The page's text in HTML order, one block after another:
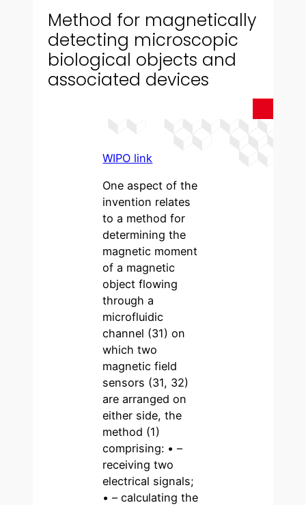
Method for magnetically
detecting microscopic
biological objects and
associated devices
WIPO link
One aspect of the
invention relates
to a method for
determining the
magnetic moment
of a magnetic
object flowing
through a
microfluidic
channel (31) on
which two
magnetic field
sensors (31, 32)
are arranged on
either side, the
method (1)
comprising: • –
receiving two
electrical signals;
• – calculating the